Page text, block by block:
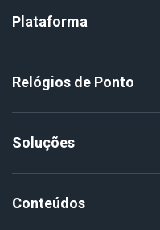
Plataforma
Relógios de Ponto
Soluções
Conteúdos